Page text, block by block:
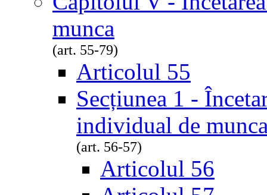
munca
(art. 55-79)
Articolul 55
Secțiunea 1 -
individual de
(art. 56-57)
Articolul 56